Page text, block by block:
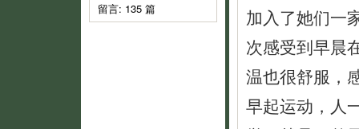
留言: 135 篇
加入了她们一
次感受到早晨
温也很舒服，
早起运动，人